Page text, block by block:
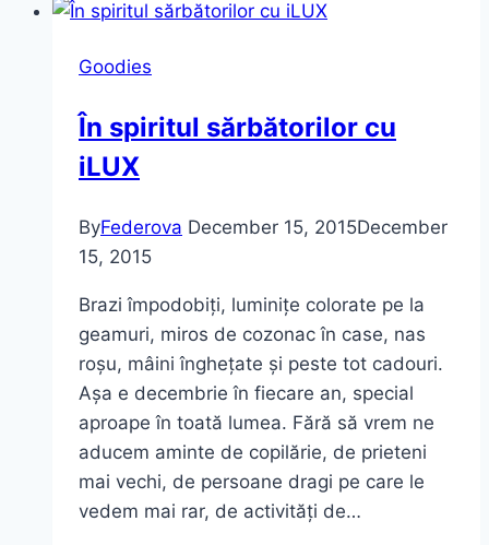
(Free
Goodies
În spiritul sărbătorilor cu
iLUX
ByFederova December 15, 2015December
15, 2015
Brazi împodobiți, luminițe colorate pe la
geamuri, miros de cozonac în case, nas
roșu, mâini înghețate și peste tot cadouri.
Așa e decembrie în fiecare an, special
aproape în toată lumea. Fără să vrem ne
aducem aminte de copilărie, de prieteni
mai vechi, de persoane dragi pe care le
vedem mai rar, de activități de…